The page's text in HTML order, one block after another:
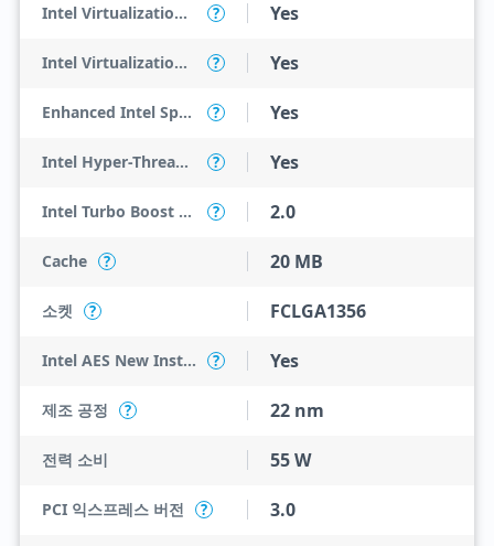
Intel Virtualization Technology (VT-x) ? Yes
Intel Virtualization Technology for Directed I/O (VT-d) ? Yes
Enhanced Intel SpeedStep Technology ? Yes
Intel Hyper-Threading Technology ? Yes
Intel Turbo Boost Technology ? 2.0
Cache ? 20 MB
소켓 ? FCLGA1356
Intel AES New Instructions ? Yes
제조 공정 ? 22 nm
전력 소비 55 W
PCI 익스프레스 버전 ? 3.0